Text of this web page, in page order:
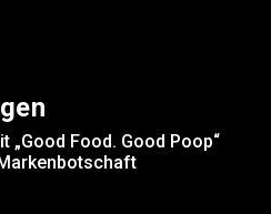
Food. Good Poop“